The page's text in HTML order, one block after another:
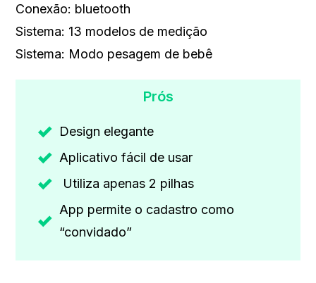
Conexão: bluetooth
Sistema: 13 modelos de medição
Sistema: Modo pesagem de bebê
Prós
Design elegante
Aplicativo fácil de usar
Utiliza apenas 2 pilhas
App permite o cadastro como
“convidado”